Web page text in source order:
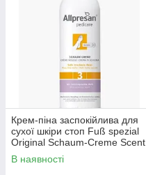
Крем-піна заспокійлива для
сухої шкіри стоп Fuß spezial
Original Schaum-Creme Scent
Allpresan №3 300
В наявності